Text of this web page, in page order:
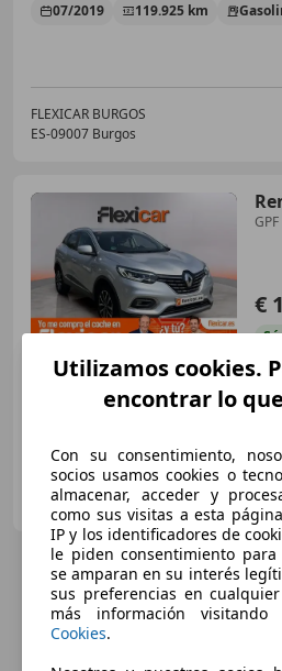
07/2019 119.925 km
FLEXICAR BURGOS
ES-09007 Burgos
€
06/2021 100.490 km
FLEXICAR GRUPO BARCELONA.
ES-08097 L'Hospitalet de Llobregat
Utilizamos cookies.
encontrar lo
Con su consentimiento,
socios usamos cookies o
almacenar, acceder y
como sus visitas a esta
IP y los identificadores de
le piden consentimiento
se amparan en su interés
sus preferencias en
más información visitando
Cookies.